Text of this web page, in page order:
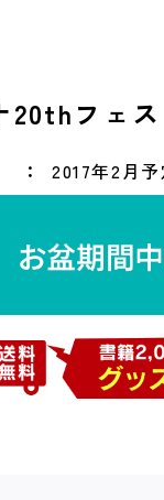
20thフェ
2017年2月